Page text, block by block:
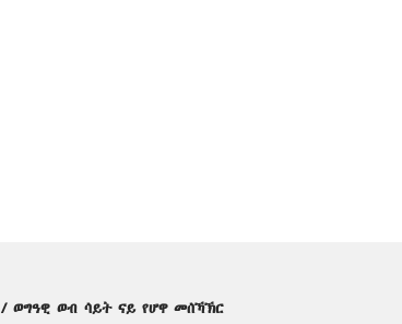
/ ወግዓዊ ወብ ሳይት ናይ የሆዋ መሰኻኽር